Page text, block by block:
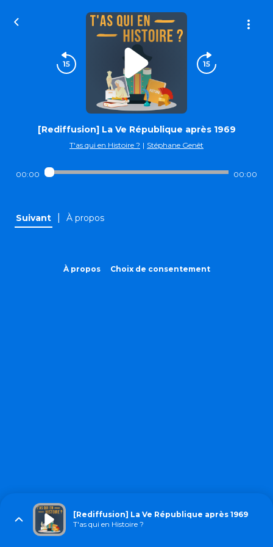
[Rediffusion] La Ve République après 1969
T'as qui en Histoire ? | Stéphane Genêt
00:00 00:00
Suivant À propos
À propos Choix de consentement
[Rediffusion] La Ve République après 1969
T'as qui en Histoire ?